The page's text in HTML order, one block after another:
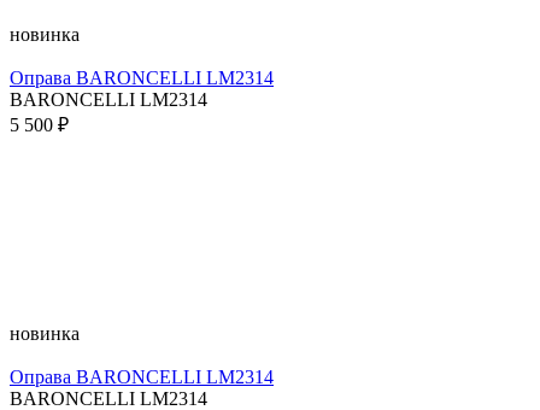
новинка
Оправа BARONCELLI LM2314
BARONCELLI LM2314
5 500 ₽
новинка
Оправа BARONCELLI LM2314
BARONCELLI LM2314